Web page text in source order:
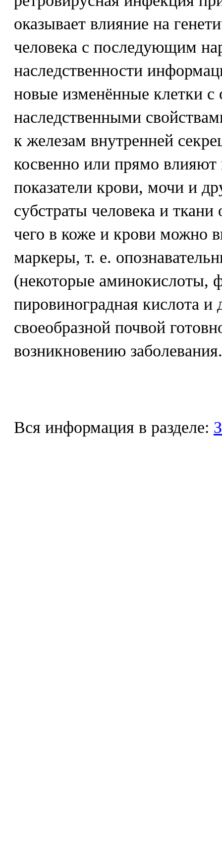
оказывает влияние на
человека с последующим
наследственности
новые изменённые клетки
наследственными
к железам внутренней
косвенно или прямо
показатели крови, мочи и
субстраты человека и ткани
чего в коже и крови можно
маркеры, т. е.
(некоторые аминокислоты,
пировиноградная кислота
своеобразной почвой
возникновению заболевания.
Вся информация в разделе: